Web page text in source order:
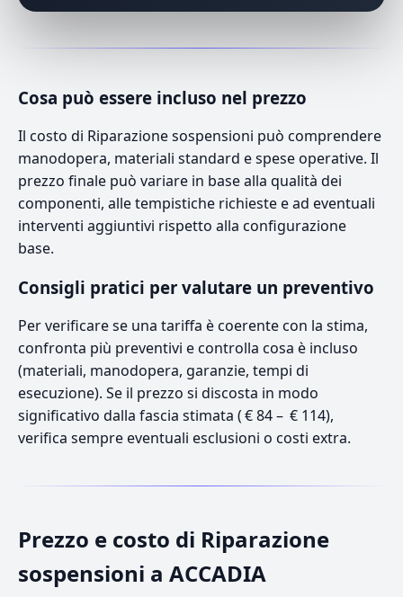
Cosa può essere incluso nel prezzo
Il costo di Riparazione sospensioni può comprendere
manodopera, materiali standard e spese operative. Il
prezzo finale può variare in base alla qualità dei
componenti, alle tempistiche richieste e ad eventuali
interventi aggiuntivi rispetto alla configurazione
base.
Consigli pratici per valutare un preventivo
Per verificare se una tariffa è coerente con la stima,
confronta più preventivi e controlla cosa è incluso
(materiali, manodopera, garanzie, tempi di
esecuzione). Se il prezzo si discosta in modo
significativo dalla fascia stimata ( € 84 – € 114),
verifica sempre eventuali esclusioni o costi extra.
Prezzo e costo di Riparazione
sospensioni a ACCADIA